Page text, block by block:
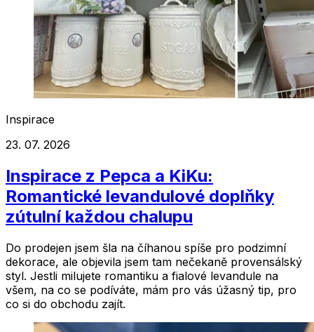
Inspirace
23. 07. 2026
Inspirace z Pepca a KiKu:
Romantické levandulové doplňky
zútulní každou chalupu
Do prodejen jsem šla na číhanou spíše pro podzimní
dekorace, ale objevila jsem tam nečekaně provensálský
styl. Jestli milujete romantiku a fialové levandule na
všem, na co se podíváte, mám pro vás úžasný tip, pro
co si do obchodu zajít.